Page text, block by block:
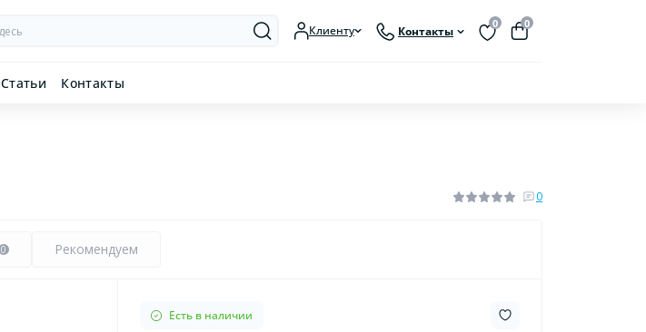
Клиенту Контакты
0 0
Статьи Контакты
0
0 Рекомендуем
Есть в наличии